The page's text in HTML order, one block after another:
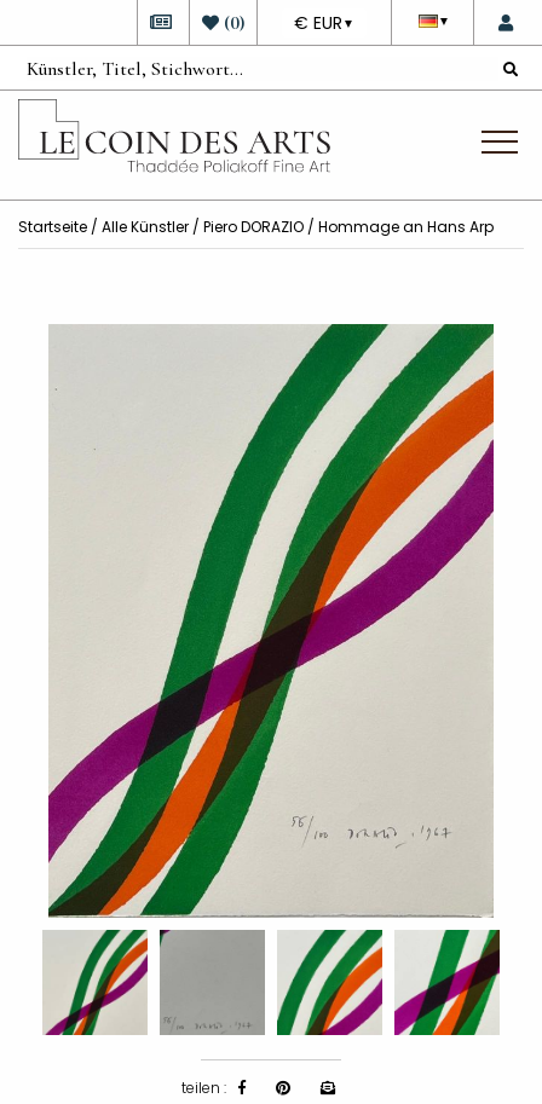
▼
DEVISE
€ EUR ▼
(0)
Startseite / Alle Künstler / Piero DORAZIO / Hommage an Hans Arp
teilen :